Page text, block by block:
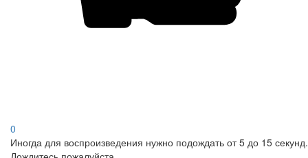
0
Иногда для воспроизведения нужно подождать от 5 до 15 секунд.